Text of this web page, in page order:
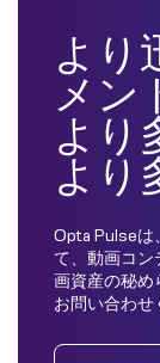
より
メン
より
より
Opta Pulseは
て、動画コ
画資産の秘め
お問い合わせ